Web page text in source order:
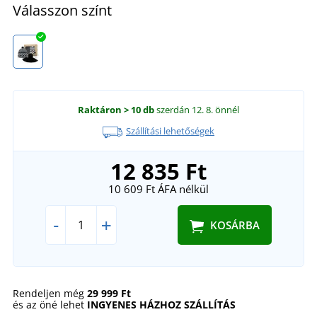
Válasszon színt
Raktáron > 10 dbszerdán 12. 8.önnél
Szállítási lehetőségek
12 835 Ft
10 609 Ft ÁFA nélkül
- + KOSÁRBA
Rendeljen még 29 999 Ft
és az öné lehet INGYENES HÁZHOZ SZÁLLÍTÁS